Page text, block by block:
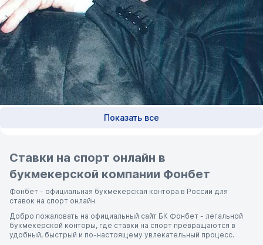
Показать все
Ставки на спорт онлайн в
букмекерской компании Фонбет
Фонбет - официальная букмекерская контора в России для
ставок на спорт онлайн
Добро пожаловать на официальный сайт БК Фонбет - легальной
букмекерской конторы, где ставки на спорт превращаются в
удобный, быстрый и по-настоящему увлекательный процесс.